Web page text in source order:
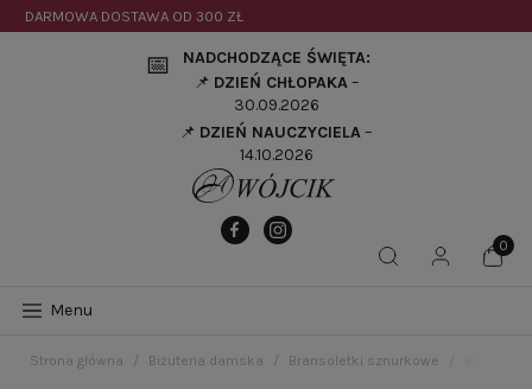
DARMOWA DOSTAWA OD 300 ZŁ
📅
NADCHODZĄCE ŚWIĘTA:
📌 DZIEŃ CHŁOPAKA–
30.09.2026
📌 DZIEŃ NAUCZYCIELA–
14.10.2026
Menu
Strona główna Biżuteria damska Bransoletki sznurkowe